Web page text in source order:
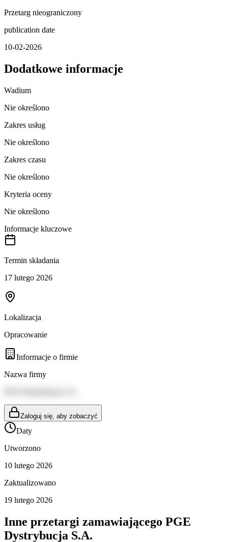
Przetarg nieograniczony
publication date
10-02-2026
Dodatkowe informacje
Wadium
Nie określono
Zakres usług
Nie określono
Zakres czasu
Nie określono
Kryteria oceny
Nie określono
Informacje kluczowe
Termin składania
17 lutego 2026
Lokalizacja
Opracowanie
Informacje o firmie
Nazwa firmy
Zaloguj się, aby zobaczyć
Daty
Utworzono
10 lutego 2026
Zaktualizowano
19 lutego 2026
Inne przetargi zamawiającego PGE
Dystrybucja S.A.